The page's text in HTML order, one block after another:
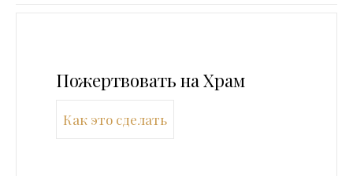
Пожертвовать на Храм
Как это сделать